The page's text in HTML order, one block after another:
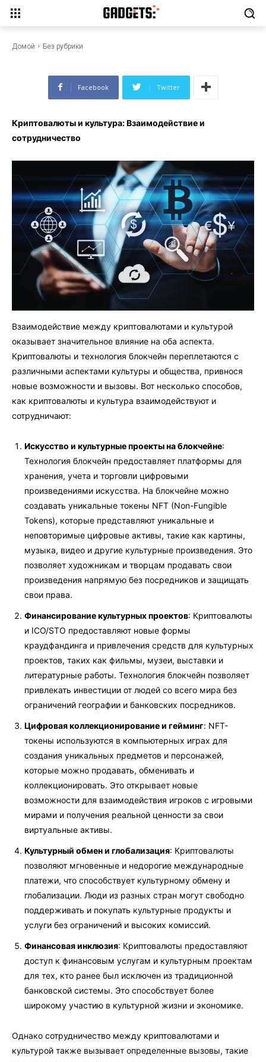
Домой Без рубрики
Взаимодействие и
Facebook Twitter
Криптовалюты и культура: Взаимодействие и
сотрудничество
Взаимодействие между криптовалютами и культурой
оказывает значительное влияние на оба аспекта.
Криптовалюты и технология блокчейн переплетаются с
различными аспектами культуры и общества, привнося
новые возможности и вызовы. Вот несколько способов,
как криптовалюты и культура взаимодействуют и
сотрудничают:
Искусство и культурные проекты на блокчейне:
Технология блокчейн предоставляет платформы для
хранения, учета и торговли цифровыми
произведениями искусства. На блокчейне можно
создавать уникальные токены NFT (Non-Fungible
Tokens), которые представляют уникальные и
неповторимые цифровые активы, такие как картины,
музыка, видео и другие культурные произведения. Это
позволяет художникам и творцам продавать свои
произведения напрямую без посредников и защищать
свои права.
Финансирование культурных проектов: Криптовалюты
и ICO/STO предоставляют новые формы
краудфандинга и привлечения средств для культурных
проектов, таких как фильмы, музеи, выставки и
литературные работы. Технология блокчейн позволяет
привлекать инвестиции от людей со всего мира без
ограничений географии и банковских посредников.
Цифровая коллекционирование и гейминг: NFT-
токены используются в компьютерных играх для
создания уникальных предметов и персонажей,
которые можно продавать, обменивать и
коллекционировать. Это открывает новые
возможности для взаимодействия игроков с игровыми
мирами и получения реальной ценности за свои
виртуальные активы.
Культурный обмен и глобализация: Криптовалюты
позволяют мгновенные и недорогие международные
платежи, что способствует культурному обмену и
глобализации. Люди из разных стран могут свободно
поддерживать и покупать культурные продукты и
услуги без ограничений и высоких комиссий.
Финансовая инклюзия: Криптовалюты предоставляют
доступ к финансовым услугам и культурным проектам
для тех, кто ранее был исключен из традиционной
банковской системы. Это способствует более
широкому участию в культурной жизни и экономике.
Однако сотрудничество между криптовалютами и
культурой также вызывает определенные вызовы, такие